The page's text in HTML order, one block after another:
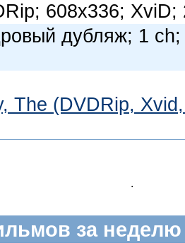
608x336;
дубляж; 1
The (DVDRip,
.
за неделю